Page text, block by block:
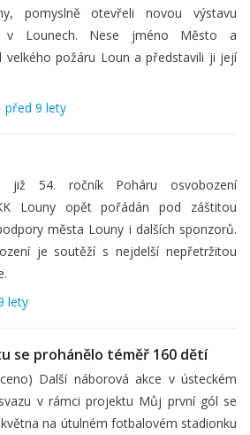
pomyslně otevřeli novou výstavu
v Lounech. Nese jméno Město a
požáru Loun a představili ji její
před 9 lety
již 54. ročník Poháru osvobození
Louny opět pořádán pod záštitou
města Louny i dalších sponzorů.
je soutěží s nejdelší nepřetržitou
lety
se prohánělo téměř 160 dětí
Další náborová akce v ústeckém
v rámci projektu Můj první gól se
na útulném fotbalovém stadionku